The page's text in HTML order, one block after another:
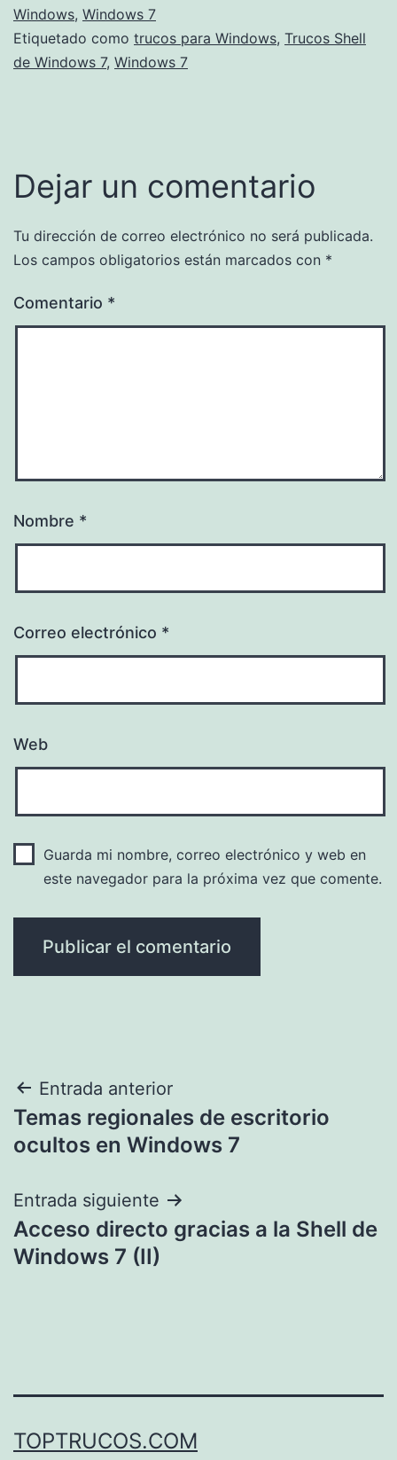
Windows, Windows 7
Etiquetado como trucos para Windows, Trucos Shell
de Windows 7, Windows 7
Dejar un comentario
Tu dirección de correo electrónico no será publicada.
Los campos obligatorios están marcados con *
Comentario *
Nombre *
Correo electrónico *
Web
Guarda mi nombre, correo electrónico y web en
este navegador para la próxima vez que comente.
Navegación
de
Entrada anterior
Temas regionales de escritorio
ocultos en Windows 7
Entrada siguiente
Acceso directo gracias a la Shell de
Windows 7 (II)
TOPTRUCOS.COM